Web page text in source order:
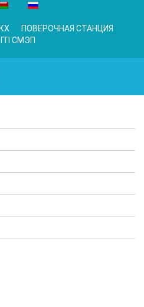
ПОВЕРОЧНАЯ СТАНЦИЯ
ГП СМЭП